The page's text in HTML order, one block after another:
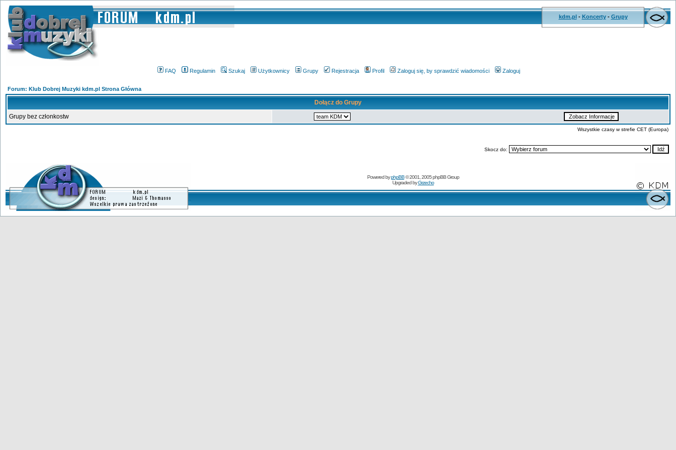
kdm.pl- Koncerty- Grupy
FAQ Regulamin Szukaj Użytkownicy Grupy Rejestracja Profil Zaloguj się, by sprawdzić wiadomości Zaloguj
Forum: Klub Dobrej Muzyki kdm.pl Strona Główna
Dołącz do Grupy
Grupy bez członkostw
Wszystkie czasy w strefie CET (Europa)
Skocz do:
Powered byphpBB© 2001, 2005 phpBB Group
Upgraded byGrzecho